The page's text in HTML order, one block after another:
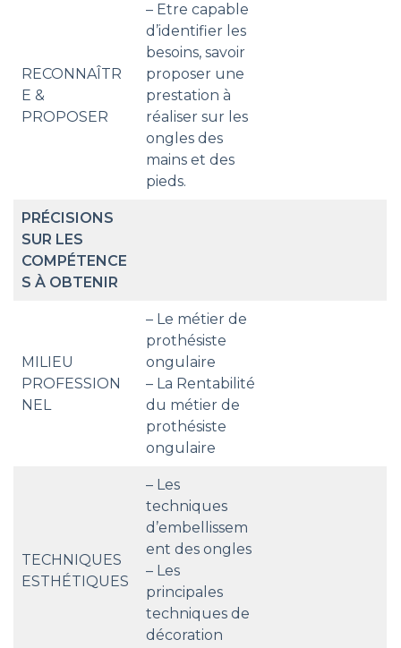
RECONNAÎTR
E &
PROPOSER
– Etre capable
d’identifier les
besoins, savoir
proposer une
prestation à
réaliser sur les
ongles des
mains et des
pieds.
PRÉCISIONS
SUR LES
COMPÉTENCE
S À OBTENIR
MILIEU
PROFESSION
NEL
– Le métier de
prothésiste
ongulaire
– La Rentabilité
du métier de
prothésiste
ongulaire
TECHNIQUES
ESTHÉTIQUES
– Les
techniques
d’embellissem
ent des ongles
– Les
principales
techniques de
décoration